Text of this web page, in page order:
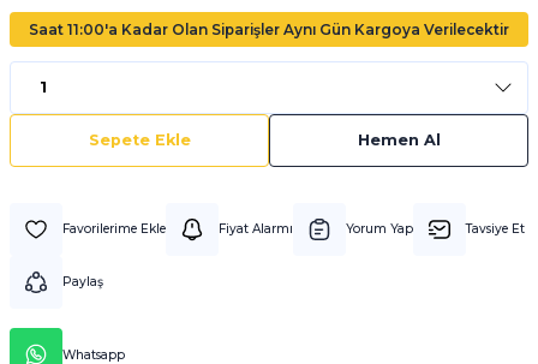
Saat 11:00'a Kadar Olan Siparişler Aynı Gün Kargoya Verilecektir
Sepete Ekle Hemen Al
Fiyat Alarmı Yorum Yap Tavsiye Et
Paylaş
Whatsapp